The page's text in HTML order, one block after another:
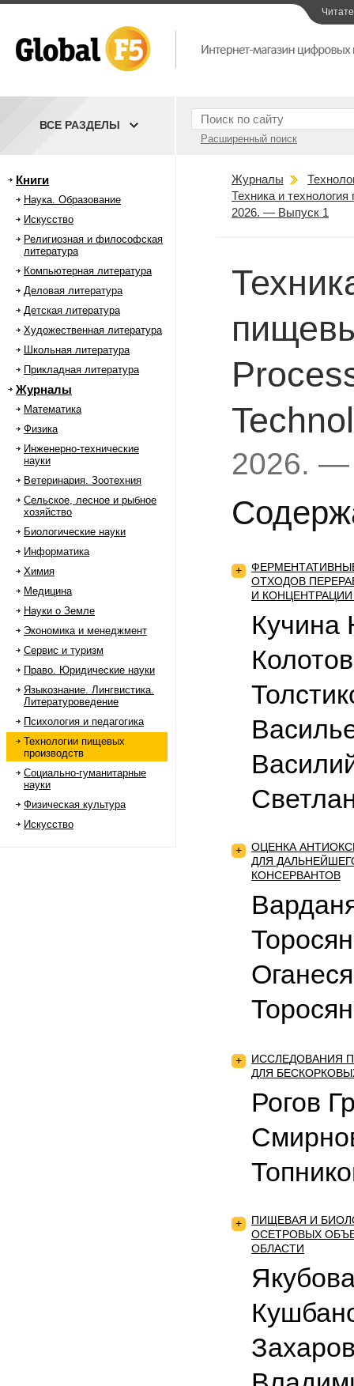
Расширенный поиск
ВСЕ РАЗДЕЛЫ
Книги
Наука. Образование
Искусство
Религиозная и философская
литература
Компьютерная литература
Деловая литература
Детская литература
Художественная литература
Школьная литература
Прикладная литература
Журналы
Математика
Физика
Инженерно-технические
науки
Ветеринария. Зоотехния
Сельское, лесное и рыбное
хозяйство
Биологические науки
Информатика
Химия
Медицина
Науки о Земле
Экономика и менеджмент
Сервис и туризм
Право. Юридические науки
Языкознание. Лингвистика.
Литературоведение
Психология и педагогика
Технологии пищевых
производств
Социально-гуманитарные
науки
Физическая культура
Искусство
Журналы
Техника и
2026. — Выпуск 1
2026. —
+
ОТХОДОВ
И
Кучина
+
ОЦЕНКА
ДЛЯ
КОНСЕРВАНТОВ
+
ИССЛЕДОВАНИЯ
ДЛЯ
Рогов
+
ПИЩЕВАЯ И
ОСЕТРОВЫХ
ОБЛАСТИ